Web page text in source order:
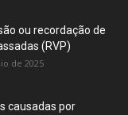
ou recordação de
(RVP)
de 2025
causadas por